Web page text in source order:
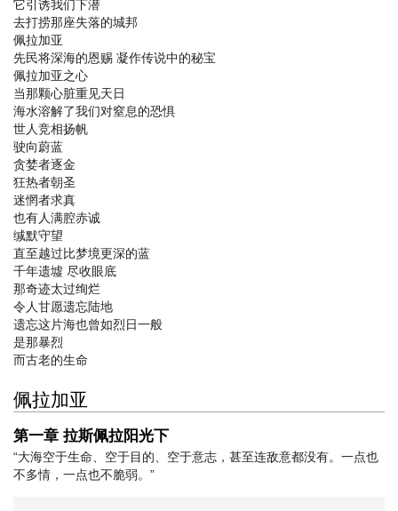
它引诱我们下潜
去打捞那座失落的城邦
佩拉加亚
先民将深海的恩赐 凝作传说中的秘宝
佩拉加亚之心
当那颗心脏重见天日
海水溶解了我们对窒息的恐惧
世人竞相扬帆
驶向蔚蓝
贪婪者逐金
狂热者朝圣
迷惘者求真
也有人满腔赤诚
缄默守望
直至越过比梦境更深的蓝
千年遗墟 尽收眼底
那奇迹太过绚烂
令人甘愿遗忘陆地
遗忘这片海也曾如烈日一般
是那暴烈
而古老的生命
佩拉加亚
第一章 拉斯佩拉阳光下
“大海空于生命、空于目的、空于意志，甚至连敌意都没有。一点也
不多情，一点也不脆弱。”